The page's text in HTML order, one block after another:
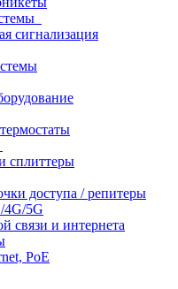
сигнализация
сплиттеры
доступа / репитеры
4G/5G
связи и интернета
PoE